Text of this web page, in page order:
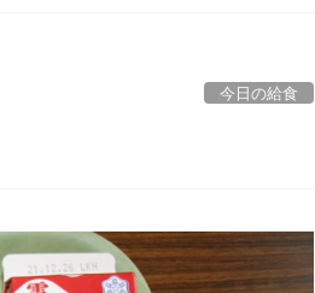
今日の給食